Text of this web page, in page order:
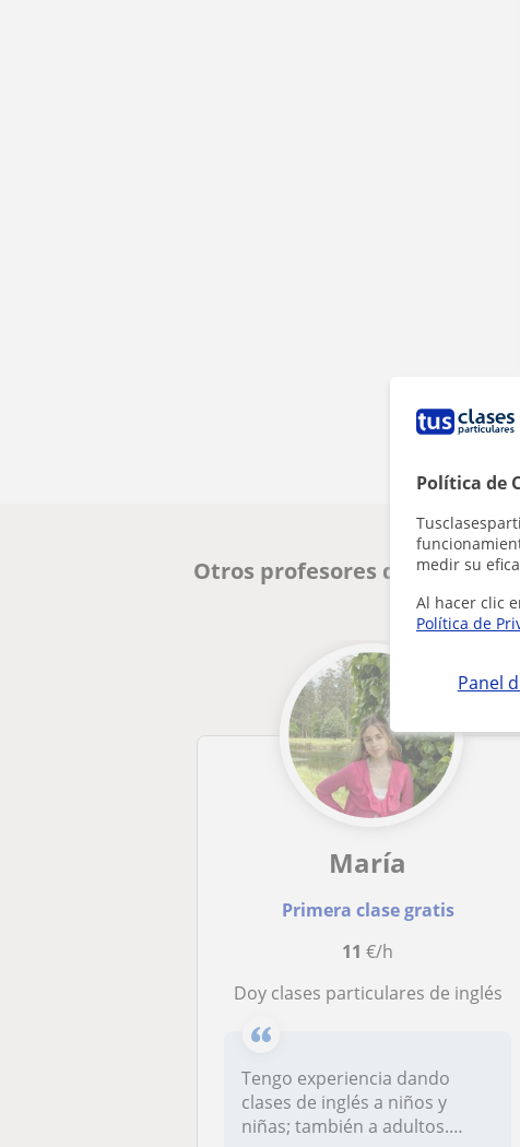
Política de
medir su
Al hacer clic
Política de
Panel
Otros profesores de FCE
María
Primera clase gratis
11 €/h
Doy clases particulares de inglés
Tengo experiencia dando
clases de inglés a niños y
niñas; también a adultos.